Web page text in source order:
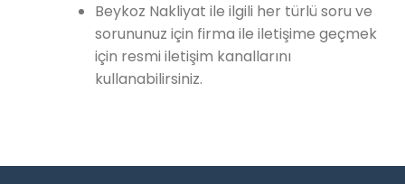
Beykoz Nakliyat ile ilgili her türlü soru ve
sorununuz için firma ile iletişime geçmek
için resmi iletişim kanallarını
kullanabilirsiniz.